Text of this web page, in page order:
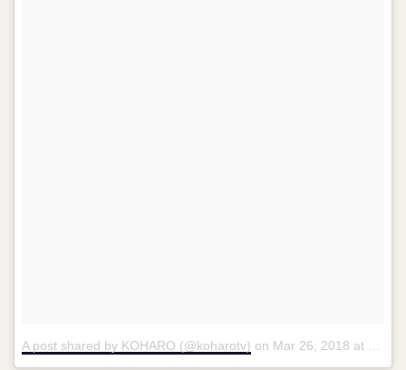
A post shared by KOHARO (@koharotv) on Mar 26, 2018 at 4:06am PDT